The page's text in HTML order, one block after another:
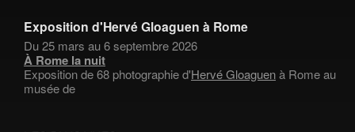
Exposition d'Hervé Gloaguen à Rome
Du 25 mars au 6 septembre 2026
À Rome la nuit
Exposition de 68 photographie d'Hervé Gloaguenà Rome au
musée de